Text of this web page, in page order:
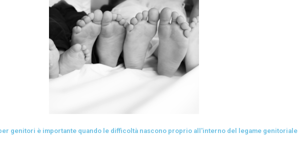
genitori è importante quando le difficoltà nascono proprio all'interno del legame genitoriale